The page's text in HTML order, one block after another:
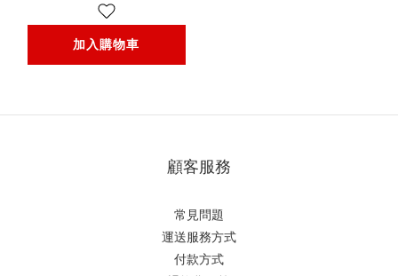
UK_CD333-90904B
加入購物車
顧客服務
常見問題
運送服務方式
付款方式